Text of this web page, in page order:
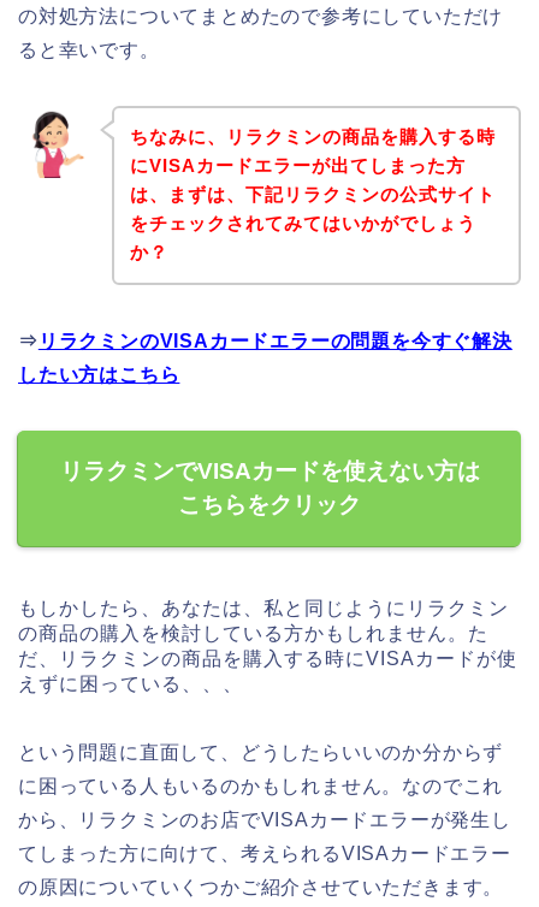
の対処方法についてまとめたので参考にしていただけ
ると幸いです。
ちなみに、リラクミンの商品を購入する時
にVISAカードエラーが出てしまった方
は、まずは、下記リラクミンの公式サイト
をチェックされてみてはいかがでしょう
か？
⇒ リラクミンのVISAカードエラーの問題を今すぐ解決
したい方はこちら
リラクミンでVISAカードを使えない方は
こちらをクリック
もしかしたら、あなたは、私と同じようにリラクミン
の商品の購入を検討している方かもしれません。た
だ、リラクミンの商品を購入する時にVISAカードが使
えずに困っている、、、
という問題に直面して、どうしたらいいのか分からず
に困っている人もいるのかもしれません。なのでこれ
から、リラクミンのお店でVISAカードエラーが発生し
てしまった方に向けて、考えられるVISAカードエラー
の原因についていくつかご紹介させていただきます。